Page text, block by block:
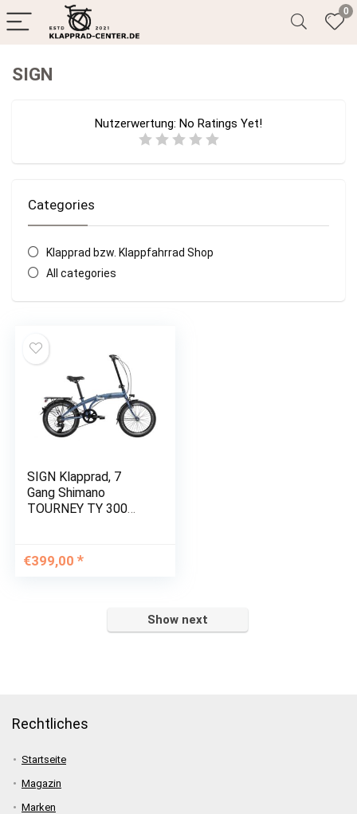
0
SIGN
Nutzerwertung: No Ratings Yet!
Categories
Klapprad bzw. Klappfahrrad Shop
All categories
SIGN Klapprad, 7
Gang Shimano
TOURNEY TY 300
€399,00
Show next
Rechtliches
Startseite
Magazin
Marken